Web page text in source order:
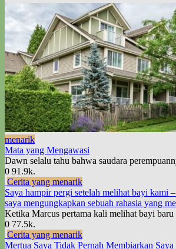
menarik
Mata yang Mengawasi
Dawn selalu tahu bahwa saudara
0 91.9k.
Cerita yang menarik
Saya hampir pergi setelah melihat bayi kami
saya mengungkapkan sebuah rahasia yang
Ketika Marcus pertama kali melihat bayi baru
0 77.5k.
Cerita yang menarik
Mertua Saya Tidak Pernah Membiarkan